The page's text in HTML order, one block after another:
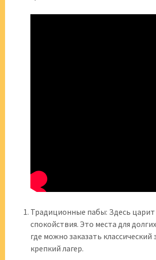
Традиционные пабы: Здесь
спокойствия. Это места для
где можно заказать классический
крепкий лагер.